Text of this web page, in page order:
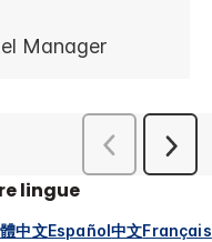
lingue
中文Español中文Français